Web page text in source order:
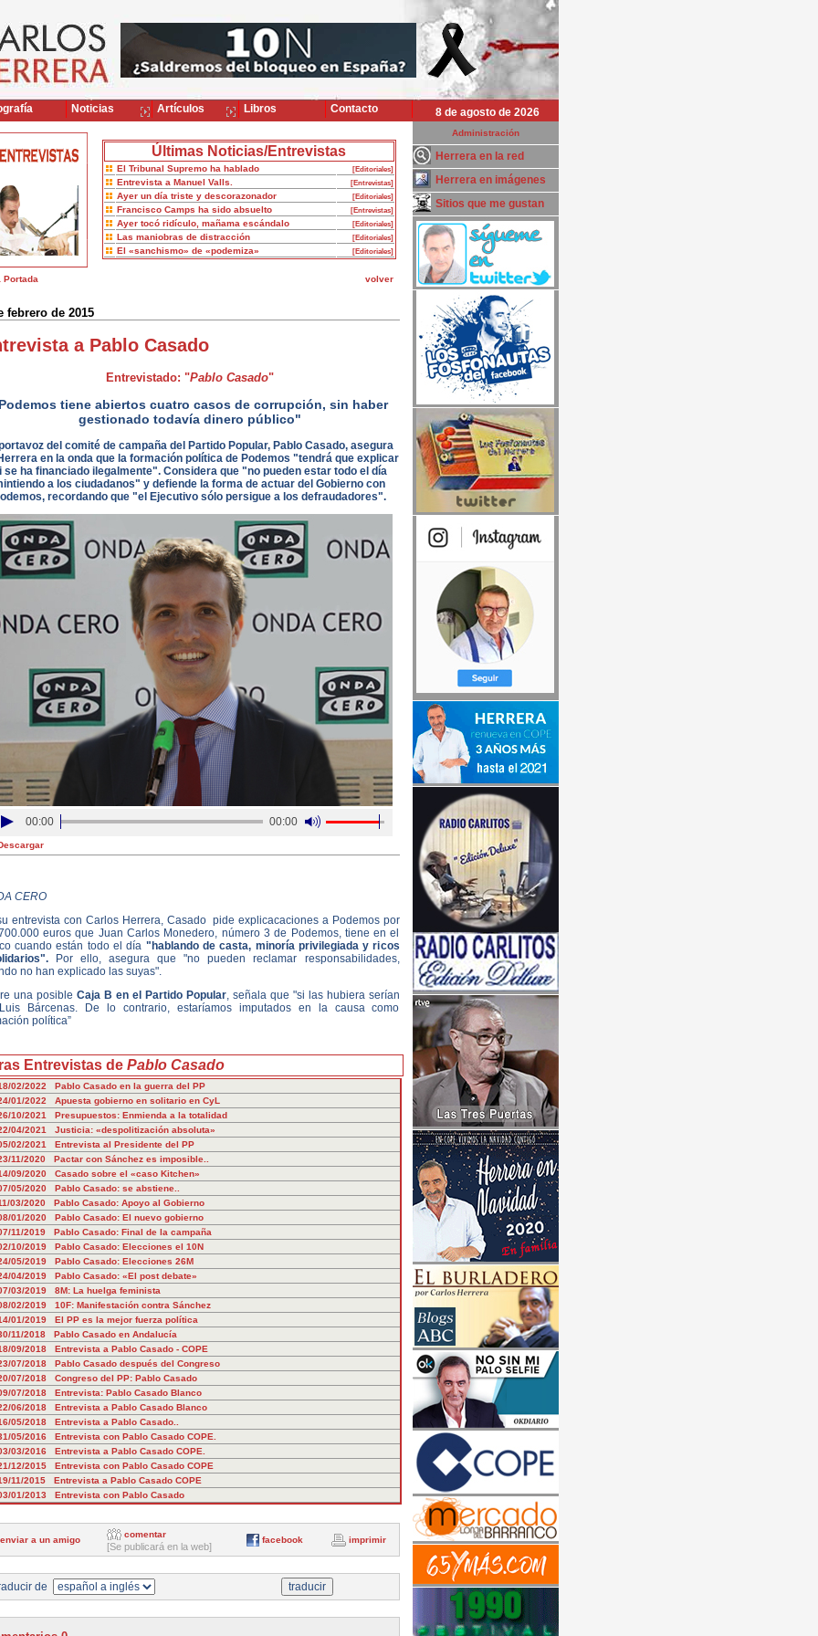
8 de agosto de 2026
Últimas Noticias/Entrevistas
El Tribunal Supremo ha hablado [Editoriales]
Entrevista a Manuel Valls. [Entrevistas]
Ayer un día triste y descorazonador [Editoriales]
Francisco Camps ha sido absuelto [Entrevistas]
Ayer tocó ridículo, mañama escándalo [Editoriales]
Las maniobras de distracción [Editoriales]
El «sanchismo» de «podemiza» [Editoriales]
Portada volver
febrero de 2015
a Pablo Casado
Entrevistado: "Pablo Casado"
tiene abiertos cuatro casos de corrupción, sin haber
gestionado todavía dinero público"
del comité de campaña del Partido Popular, Pablo Casado, asegura
en la onda que la formación política de Podemos "tendrá que explicar
se ha financiado ilegalmente". Considera que "no pueden estar todo el día
a los ciudadanos" y defiende la forma de actuar del Gobierno con
recordando que "el Ejecutivo sólo persigue a los defraudadores".
00:00 00:00
CERO
entrevista con Carlos Herrera, Casado pide explicacaciones a Podemos por
euros que Juan Carlos Monedero, número 3 de Podemos, tiene en el
cuando están todo el día "hablando de casta, minoría privilegiada y ricos
Por ello, asegura que "no pueden reclamar responsabilidades,
no han explicado las suyas".
una posible Caja B en el Partido Popular, señala que "si las hubiera serían
Bárcenas. De lo contrario, estaríamos imputados en la causa como
política”
Entrevistas de Pablo Casado
02/2022 Pablo Casado en la guerra del PP
01/2022 Apuesta gobierno en solitario en CyL
10/2021 Presupuestos: Enmienda a la totalidad
04/2021 Justicia: «despolitización absoluta»
02/2021 Entrevista al Presidente del PP
11/2020 Pactar con Sánchez es imposible..
09/2020 Casado sobre el «caso Kitchen»
05/2020 Pablo Casado: se abstiene..
03/2020 Pablo Casado: Apoyo al Gobierno
01/2020 Pablo Casado: El nuevo gobierno
11/2019 Pablo Casado: Final de la campaña
10/2019 Pablo Casado: Elecciones el 10N
05/2019 Pablo Casado: Elecciones 26M
04/2019 Pablo Casado: «El post debate»
03/2019 8M: La huelga feminista
02/2019 10F: Manifestación contra Sánchez
01/2019 El PP es la mejor fuerza política
11/2018 Pablo Casado en Andalucía
09/2018 Entrevista a Pablo Casado - COPE
07/2018 Pablo Casado después del Congreso
07/2018 Congreso del PP: Pablo Casado
07/2018 Entrevista: Pablo Casado Blanco
06/2018 Entrevista a Pablo Casado Blanco
05/2018 Entrevista a Pablo Casado..
05/2016 Entrevista con Pablo Casado COPE.
03/2016 Entrevista a Pablo Casado COPE.
12/2015 Entrevista con Pablo Casado COPE
11/2015 Entrevista a Pablo Casado COPE
01/2013 Entrevista con Pablo Casado
enviar a un amigo
comentar
[Se publicará en la web]
facebook imprimir
de
Administración
Herrera en la red
Herrera en imágenes
Sitios que me gustan
Noticias Artículos Libros Contacto